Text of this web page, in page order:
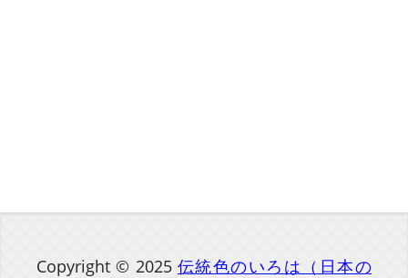
Copyright © 2025 伝統色のいろは（日本の